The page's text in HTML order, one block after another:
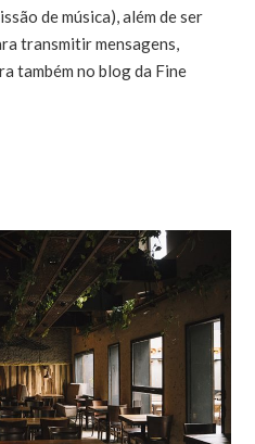
de música), além de ser
transmitir mensagens,
também no blog da Fine